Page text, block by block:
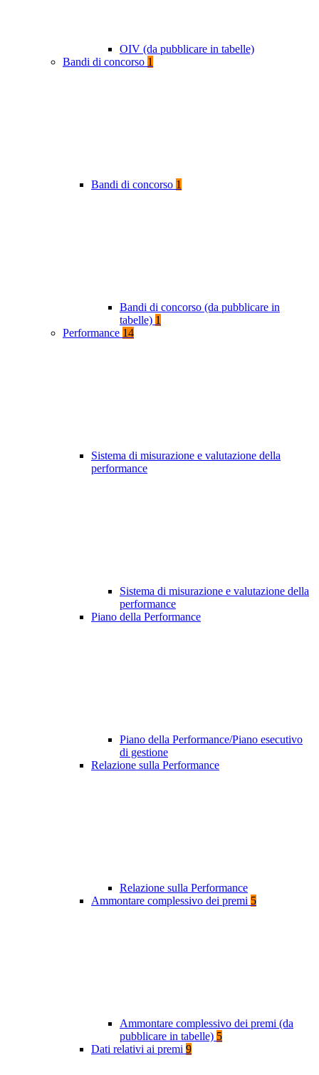
OIV (da pubblicare in tabelle)
Bandi di concorso 1
Bandi di concorso 1
Bandi di concorso (da pubblicare in
tabelle) 1
Performance 14
Sistema di misurazione e valutazione della
performance
Sistema di misurazione e valutazione della
performance
Piano della Performance
Piano della Performance/Piano esecutivo
di gestione
Relazione sulla Performance
Relazione sulla Performance
Ammontare complessivo dei premi 5
Ammontare complessivo dei premi (da
pubblicare in tabelle) 5
Dati relativi ai premi 9